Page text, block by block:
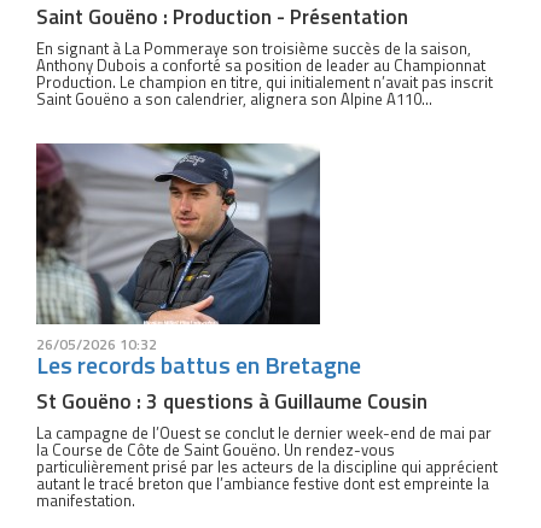
Saint Gouëno : Production - Présentation
En signant à La Pommeraye son troisième succès de la saison,
Anthony Dubois a conforté sa position de leader au Championnat
Production. Le champion en titre, qui initialement n’avait pas inscrit
Saint Gouëno a son calendrier, alignera son Alpine A110...
26/05/2026 10:32
Les records battus en Bretagne
St Gouëno : 3 questions à Guillaume Cousin
La campagne de l’Ouest se conclut le dernier week-end de mai par
la Course de Côte de Saint Gouëno. Un rendez-vous
particulièrement prisé par les acteurs de la discipline qui apprécient
autant le tracé breton que l’ambiance festive dont est empreinte la
manifestation.